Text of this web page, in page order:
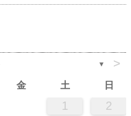
▼ >
金 土 日
1 2